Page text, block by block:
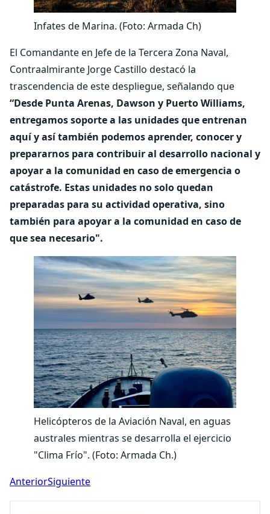
Infates de Marina. (Foto: Armada Ch)
El Comandante en Jefe de la Tercera Zona Naval,
Contraalmirante Jorge Castillo destacó la
trascendencia de este despliegue, señalando que
“Desde Punta Arenas, Dawson y Puerto Williams,
entregamos soporte a las unidades que entrenan
aquí y así también podemos aprender, conocer y
prepararnos para contribuir al desarrollo nacional y
apoyar a la comunidad en caso de emergencia o
catástrofe. Estas unidades no solo quedan
preparadas para su actividad operativa, sino
también para apoyar a la comunidad en caso de
que sea necesario".
Helicópteros de la Aviación Naval, en aguas
australes mientras se desarrolla el ejercicio
"Clima Frío". (Foto: Armada Ch.)
AnteriorSiguiente